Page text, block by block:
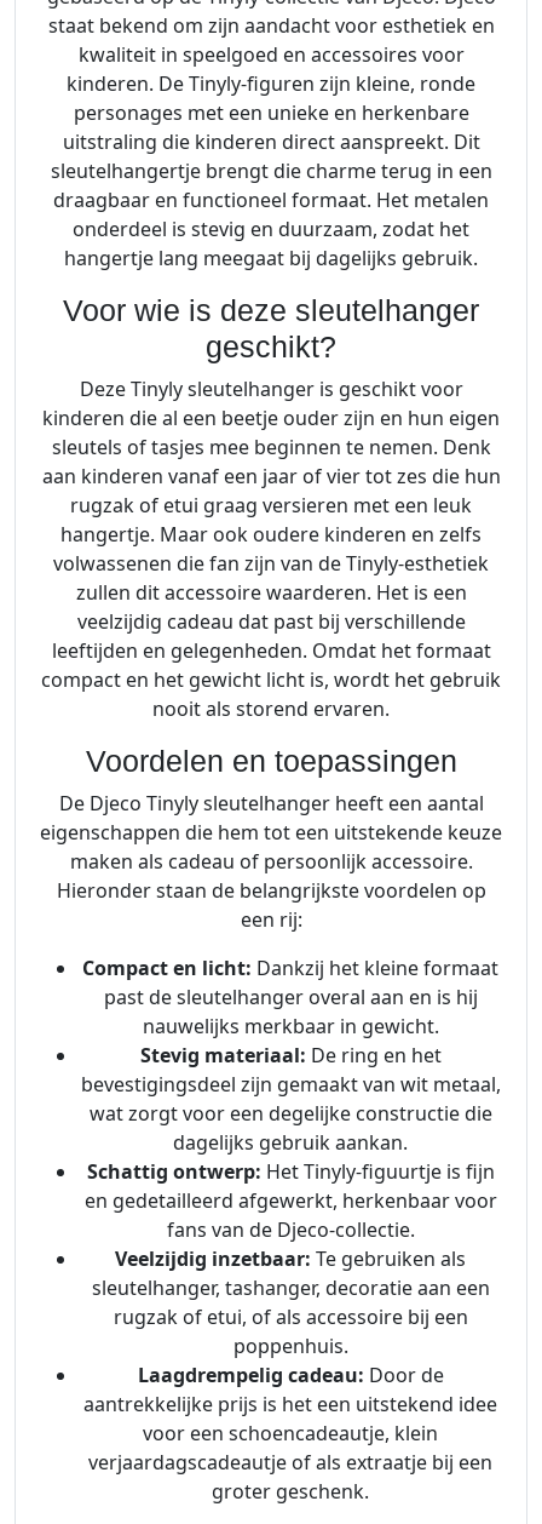
staat bekend om zijn aandacht voor esthetiek en
kwaliteit in speelgoed en accessoires voor
kinderen. De Tinyly-figuren zijn kleine, ronde
personages met een unieke en herkenbare
uitstraling die kinderen direct aanspreekt. Dit
sleutelhangertje brengt die charme terug in een
draagbaar en functioneel formaat. Het metalen
onderdeel is stevig en duurzaam, zodat het
hangertje lang meegaat bij dagelijks gebruik.
Voor wie is deze sleutelhanger
geschikt?
Deze Tinyly sleutelhanger is geschikt voor
kinderen die al een beetje ouder zijn en hun eigen
sleutels of tasjes mee beginnen te nemen. Denk
aan kinderen vanaf een jaar of vier tot zes die hun
rugzak of etui graag versieren met een leuk
hangertje. Maar ook oudere kinderen en zelfs
volwassenen die fan zijn van de Tinyly-esthetiek
zullen dit accessoire waarderen. Het is een
veelzijdig cadeau dat past bij verschillende
leeftijden en gelegenheden. Omdat het formaat
compact en het gewicht licht is, wordt het gebruik
nooit als storend ervaren.
Voordelen en toepassingen
De Djeco Tinyly sleutelhanger heeft een aantal
eigenschappen die hem tot een uitstekende keuze
maken als cadeau of persoonlijk accessoire.
Hieronder staan de belangrijkste voordelen op
een rij:
Compact en licht: Dankzij het kleine formaat
past de sleutelhanger overal aan en is hij
nauwelijks merkbaar in gewicht.
Stevig materiaal: De ring en het
bevestigingsdeel zijn gemaakt van wit metaal,
wat zorgt voor een degelijke constructie die
dagelijks gebruik aankan.
Schattig ontwerp: Het Tinyly-figuurtje is fijn
en gedetailleerd afgewerkt, herkenbaar voor
fans van de Djeco-collectie.
Veelzijdig inzetbaar: Te gebruiken als
sleutelhanger, tashanger, decoratie aan een
rugzak of etui, of als accessoire bij een
poppenhuis.
Laagdrempelig cadeau: Door de
aantrekkelijke prijs is het een uitstekend idee
voor een schoencadeautje, klein
verjaardagscadeautje of als extraatje bij een
groter geschenk.